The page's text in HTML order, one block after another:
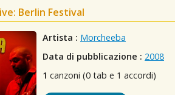
Berlin Festival
Artista : Morcheeba
Data di pubblicazione : 2008
1 canzoni (0 tab e 1 accordi)